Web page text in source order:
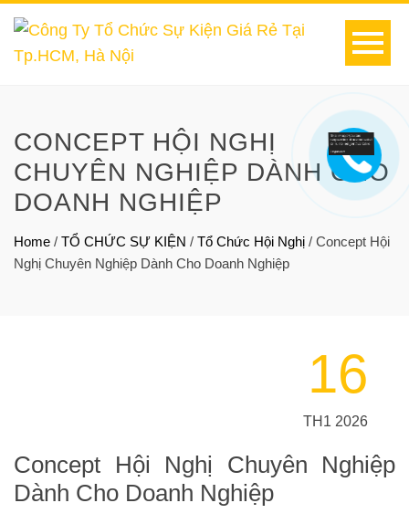
CONCEPT HỘI NGHỊ
CHUYÊN NGHIỆP DÀNH CHO
DOANH NGHIỆP
Home / TỔ CHỨC SỰ KIỆN / Tổ Chức Hội Nghị / Concept Hội
Nghị Chuyên Nghiệp Dành Cho Doanh Nghiệp
16
TH1 2026
Concept Hội Nghị Chuyên Nghiệp
Dành Cho Doanh Nghiệp